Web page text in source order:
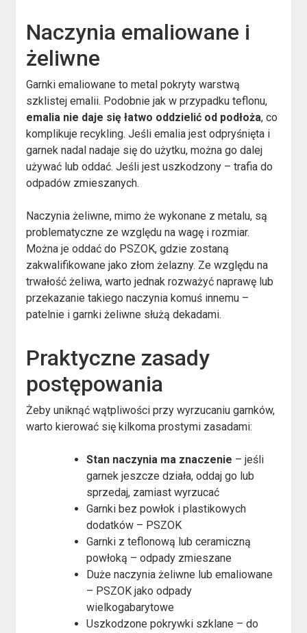
Naczynia emaliowane i
żeliwne
Garnki emaliowane to metal pokryty warstwą
szklistej emalii. Podobnie jak w przypadku teflonu,
emalia nie daje się łatwo oddzielić od podłoża, co
komplikuje recykling. Jeśli emalia jest odpryśnięta i
garnek nadal nadaje się do użytku, można go dalej
używać lub oddać. Jeśli jest uszkodzony – trafia do
odpadów zmieszanych.
Naczynia żeliwne, mimo że wykonane z metalu, są
problematyczne ze względu na wagę i rozmiar.
Można je oddać do PSZOK, gdzie zostaną
zakwalifikowane jako złom żelazny. Ze względu na
trwałość żeliwa, warto jednak rozważyć naprawę lub
przekazanie takiego naczynia komuś innemu –
patelnie i garnki żeliwne służą dekadami.
Praktyczne zasady
postępowania
Żeby uniknąć wątpliwości przy wyrzucaniu garnków,
warto kierować się kilkoma prostymi zasadami:
Stan naczynia ma znaczenie – jeśli
garnek jeszcze działa, oddaj go lub
sprzedaj, zamiast wyrzucać
Garnki bez powłok i plastikowych
dodatków – PSZOK
Garnki z teflonową lub ceramiczną
powłoką – odpady zmieszane
Duże naczynia żeliwne lub emaliowane
– PSZOK jako odpady
wielkogabarytowe
Uszkodzone pokrywki szklane – do